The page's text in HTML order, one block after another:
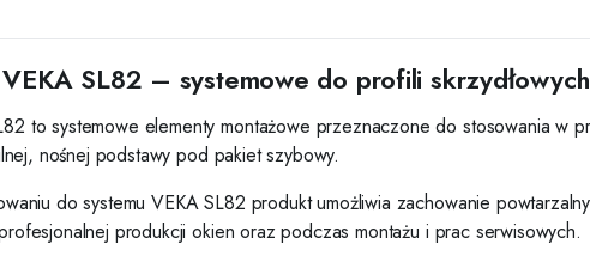
SL82 – systemowe do profili skrzydłowych
to systemowe elementy montażowe przeznaczone do stosowania
nośnej podstawy pod pakiet szybowy.
do systemu VEKA SL82 produkt umożliwia zachowanie
produkcji okien oraz podczas montażu i prac serwisowych.